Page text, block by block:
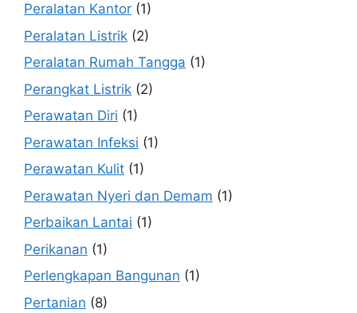
Peralatan Kantor (1)
Peralatan Listrik (2)
Peralatan Rumah Tangga (1)
Perangkat Listrik (2)
Perawatan Diri (1)
Perawatan Infeksi (1)
Perawatan Kulit (1)
Perawatan Nyeri dan Demam (1)
Perbaikan Lantai (1)
Perikanan (1)
Perlengkapan Bangunan (1)
Pertanian (8)